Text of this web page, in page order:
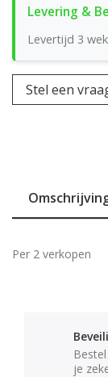
Levertijd 3
Stel een
Per 2 verkopen
je